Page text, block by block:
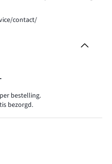
contact/
bestelling.
bezorgd.